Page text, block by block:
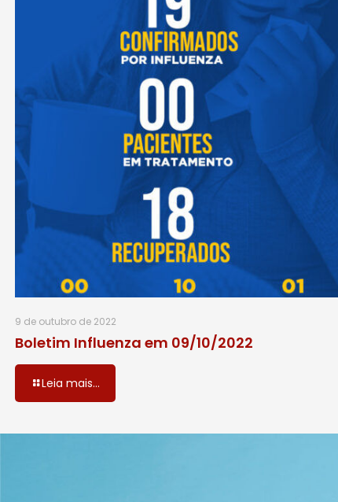
9 de outubro de 2022
Boletim Influenza em 09/10/2022
Leia mais...